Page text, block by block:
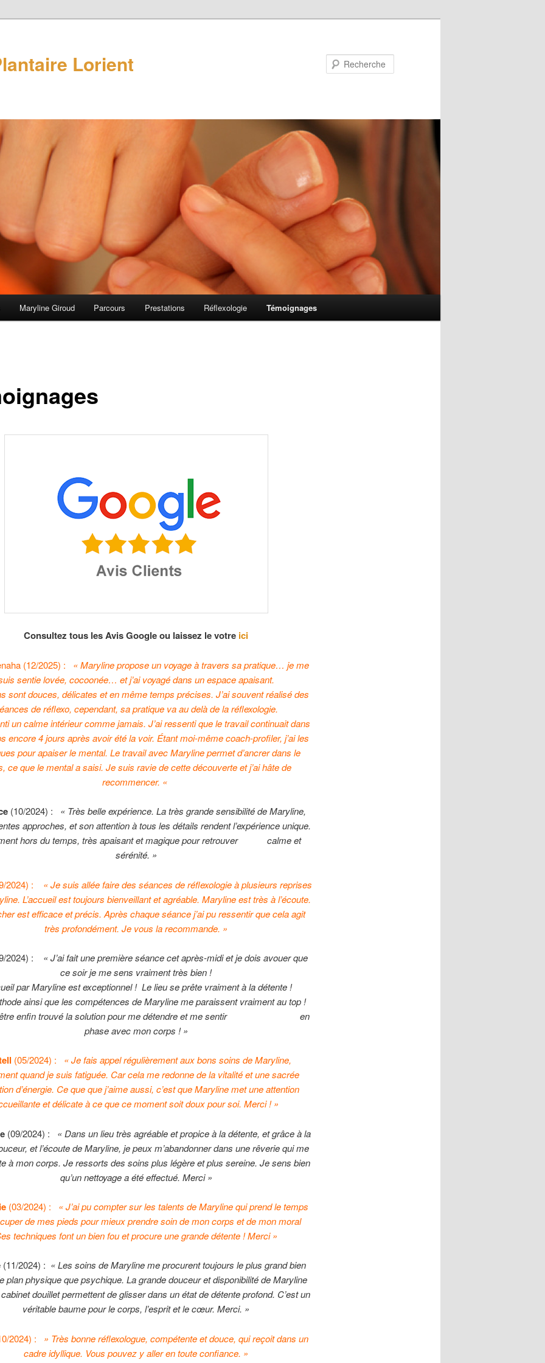
Lorient
Maryline Giroud Parcours Prestations Réflexologie Témoignages
Consultez tous les Avis Google ou laissez le votre ici
(12/2025) :
« Maryline propose un voyage à travers sa pratique… je me
sentie lovée, cocoonée… et j’ai voyagé dans un espace apaisant.
sont douces, délicates et en même temps précises. J’ai souvent réalisé des
de réflexo, cependant, sa pratique va au delà de la réflexologie.
un calme intérieur comme jamais. J’ai ressenti que le travail continuait dans
encore 4 jours après avoir été la voir. Étant moi-même coach-profiler, j’ai les
pour apaiser le mental. Le travail avec Maryline permet d’ancrer dans le
ce que le mental a saisi. Je suis ravie de cette découverte et j’ai hâte de
recommencer. «
(10/2024) : « Très belle expérience. La très grande sensibilité de Maryline,
approches, et son attention à tous les détails rendent l’expérience unique.
hors du temps, très apaisant et magique pour retrouver calme et
sérénité. »
2024) : « Je suis allée faire des séances de réflexologie à plusieurs reprises
L’accueil est toujours bienveillant et agréable. Maryline est très à l’écoute.
est efficace et précis. Après chaque séance j’ai pu ressentir que cela agit
très profondément. Je vous la recommande. »
2024) : « J’ai fait une première séance cet après-midi et je dois avouer que
ce soir je me sens vraiment très bien !
par Maryline est exceptionnel ! Le lieu se prête vraiment à la détente !
ainsi que les compétences de Maryline me paraissent vraiment au top !
être enfin trouvé la solution pour me détendre et me sentir en
phase avec mon corps ! »
(05/2024) : « Je fais appel régulièrement aux bons soins de Maryline,
quand je suis fatiguée. Car cela me redonne de la vitalité et une sacrée
d’énergie. Ce que que j’aime aussi, c’est que Maryline met une attention
et délicate à ce que ce moment soit doux pour soi. Merci ! »
(09/2024) : « Dans un lieu très agréable et propice à la détente, et grâce à la
et l’écoute de Maryline, je peux m’abandonner dans une rêverie qui me
à mon corps. Je ressorts des soins plus légère et plus sereine. Je sens bien
qu’un nettoyage a été effectué. Merci »
(03/2024) : « J’ai pu compter sur les talents de Maryline qui prend le temps
de mes pieds pour mieux prendre soin de mon corps et de mon moral
techniques font un bien fou et procure une grande détente ! Merci »
(11/2024) : « Les soins de Maryline me procurent toujours le plus grand bien
plan physique que psychique. La grande douceur et disponibilité de Maryline
douillet permettent de glisser dans un état de détente profond. C’est un
véritable baume pour le corps, l’esprit et le cœur. Merci. »
2024) :
» Très bonne réflexologue, compétente et douce, qui reçoit dans un
cadre idyllique. Vous pouvez y aller en toute confiance. »